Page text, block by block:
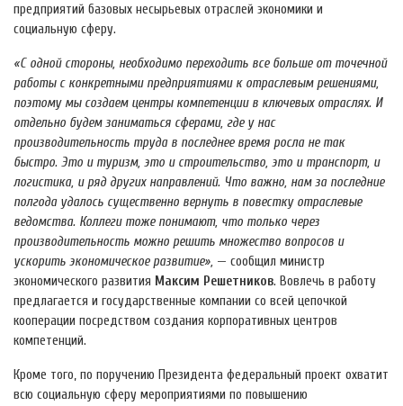
предприятий базовых несырьевых отраслей экономики и
социальную сферу.
«С одной стороны, необходимо переходить все больше от точечной
работы с конкретными предприятиями к отраслевым решениями,
поэтому мы создаем центры компетенции в ключевых отраслях. И
отдельно будем заниматься сферами, где у нас
производительность труда в последнее время росла не так
быстро. Это и туризм, это и строительство, это и транспорт, и
логистика, и ряд других направлений. Что важно, нам за последние
полгода удалось существенно вернуть в повестку отраслевые
ведомства. Коллеги тоже понимают, что только через
производительность можно решить множество вопросов и
ускорить экономическое развитие», — сообщил министр
экономического развития Максим Решетников. Вовлечь в работу
предлагается и государственные компании со всей цепочкой
кооперации посредством создания корпоративных центров
компетенций.
Кроме того, по поручению Президента федеральный проект охватит
всю социальную сферу мероприятиями по повышению